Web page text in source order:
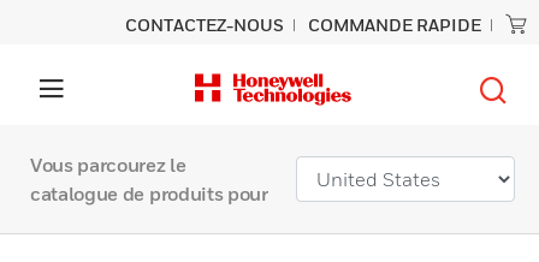
CONTACTEZ-NOUS COMMANDE RAPIDE
Vous parcourez le
catalogue de produits pour